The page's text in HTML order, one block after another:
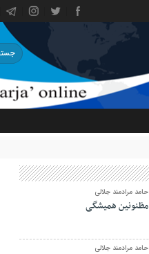
حامد مرادمند جلالی
مظنونین همیشگی
حامد مرادمند جلالی